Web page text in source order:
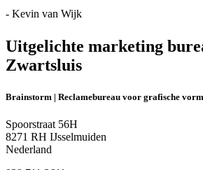
- Kevin van Wijk
Uitgelichte marketing
Zwartsluis
Brainstorm | Reclamebureau voor grafische
Spoorstraat 56H
8271 RH IJsselmuiden
Nederland